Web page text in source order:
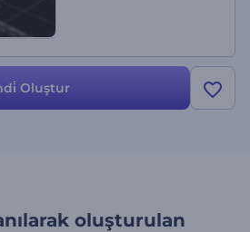
Oluştur
oluşturulan